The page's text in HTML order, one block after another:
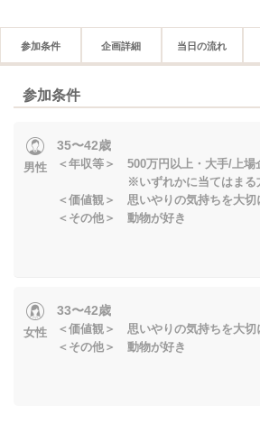
参加条件 企画詳細 当日の流れ
参加条件
男性
35〜42歳
＜年収等＞ 500万円以上・大手/上場
※いずれかに当てはまる
＜価値観＞ 思いやりの気持ちを大切
＜その他＞ 動物が好き
女性
33〜42歳
＜価値観＞ 思いやりの気持ちを大切
＜その他＞ 動物が好き